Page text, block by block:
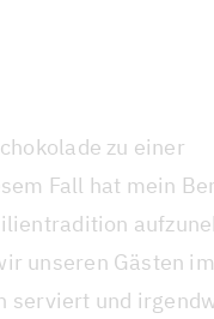
zu einer
Fall hat mein
unseren Gästen
serviert und